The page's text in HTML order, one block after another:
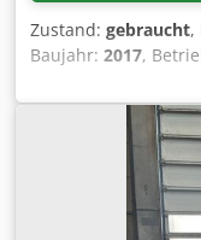
Zustand: gebraucht,
Baujahr: 2017,
Masttyp:Sonstige,
, Gabellänge:
4858488
Hsha Batteriedaten: